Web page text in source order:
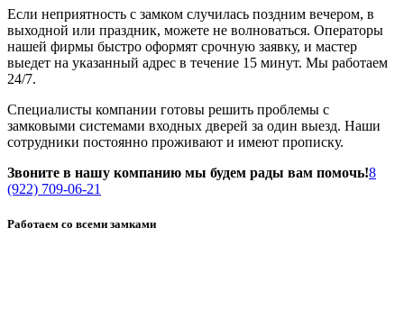
Если неприятность с замком случилась поздним вечером, в
выходной или праздник, можете не волноваться. Операторы
нашей фирмы быстро оформят срочную заявку, и мастер
выедет на указанный адрес в течение 15 минут. Мы работаем
24/7.
Специалисты компании готовы решить проблемы с
замковыми системами входных дверей за один выезд. Наши
сотрудники постоянно проживают и имеют прописку.
Звоните в нашу компанию мы будем рады вам помочь!8
(922) 709-06-21
Работаем со всеми замками